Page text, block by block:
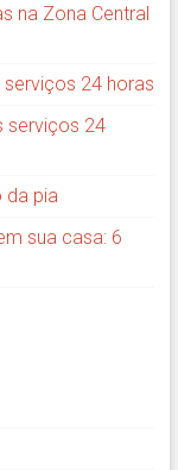
na Zona Central
24 horas
serviços 24
da pia
sua casa: 6